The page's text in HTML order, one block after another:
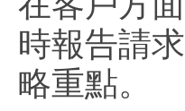
時報告請
略重點。